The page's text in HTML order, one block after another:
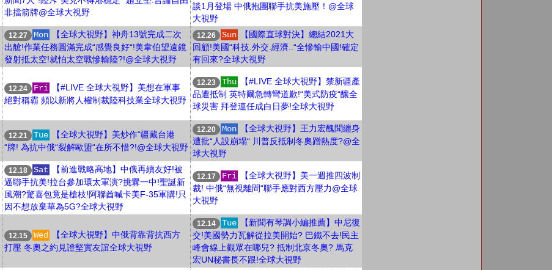
非擋箭牌@全球大視野
談1月登場 中俄抱團聯手抗美施壓！@全球
大視野
12.27 Mon
【全球大視野】神舟13號完成二次
出艙!作業任務圓滿完成“感覺良好“!美韋伯望遠鏡
發射抵太空!就怕太空戰慘輸陸?!@全球大視野
12.26 Sun
【國際直球對決】總結2021大
回顧!美國“科技.外交.經濟..“全慘輸中國!確定
有回來?全球大視野
12.24 Fri
【#LIVE 全球大視野】美想在軍事
絕對稱霸 頻以新將人權制裁陸科技業全球大視野
12.23 Thu
【#LIVE 全球大視野】禁新疆產
品遭抵制 英特爾急轉彎道歉!“美式防疫“釀全
球災害 拜登連任成白日夢!全球大視野
12.21 Tue
【全球大視野】美炒作“疆藏台港
“牌! 為抗中俄“裂解歐盟“在所不惜?!@全球大視野
12.20 Mon
【全球大視野】王力宏醜聞纏身
遭批“人設崩塌“ 川普反抵制冬奧蹭熱度?@全
球大視野
12.18 Sat
【前進戰略高地】中俄再續友好!被
逼聯手抗美!拉台參加環太軍演?挑釁一中!聖誕新
風潮?驚喜包竟是槍枝!阿聯酋喊卡美F-35軍購!只
因不想放棄華為5G?全球大視野
12.17 Fri
【全球大視野】美一週推四波制
裁! 中俄“無視離間“聯手應對西方壓力@全球
大視野
12.15 Wed
【全球大視野】中俄背靠背抗西方
打壓 冬奧之約見證堅實友誼全球大視野
12.14 Tue
【新聞有琴調小編推薦】中尼復
交!美國勢力瓦解從拉美開始? 巴鐵不去!民主
峰會線上觀眾在哪兒? 抵制北京冬奧? 馬克
宏UN秘書長不跟!全球大視野